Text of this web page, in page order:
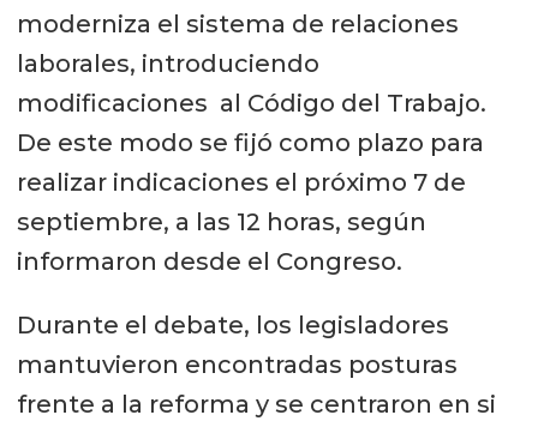
moderniza el sistema de relaciones
laborales, introduciendo
modificaciones al Código del Trabajo.
De este modo se fijó como plazo para
realizar indicaciones el próximo 7 de
septiembre, a las 12 horas, según
informaron desde el Congreso.
Durante el debate, los legisladores
mantuvieron encontradas posturas
frente a la reforma y se centraron en si